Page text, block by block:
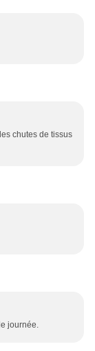
chutes de tissus
journée.